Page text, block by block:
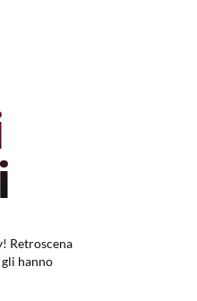
Retroscena
gli hanno